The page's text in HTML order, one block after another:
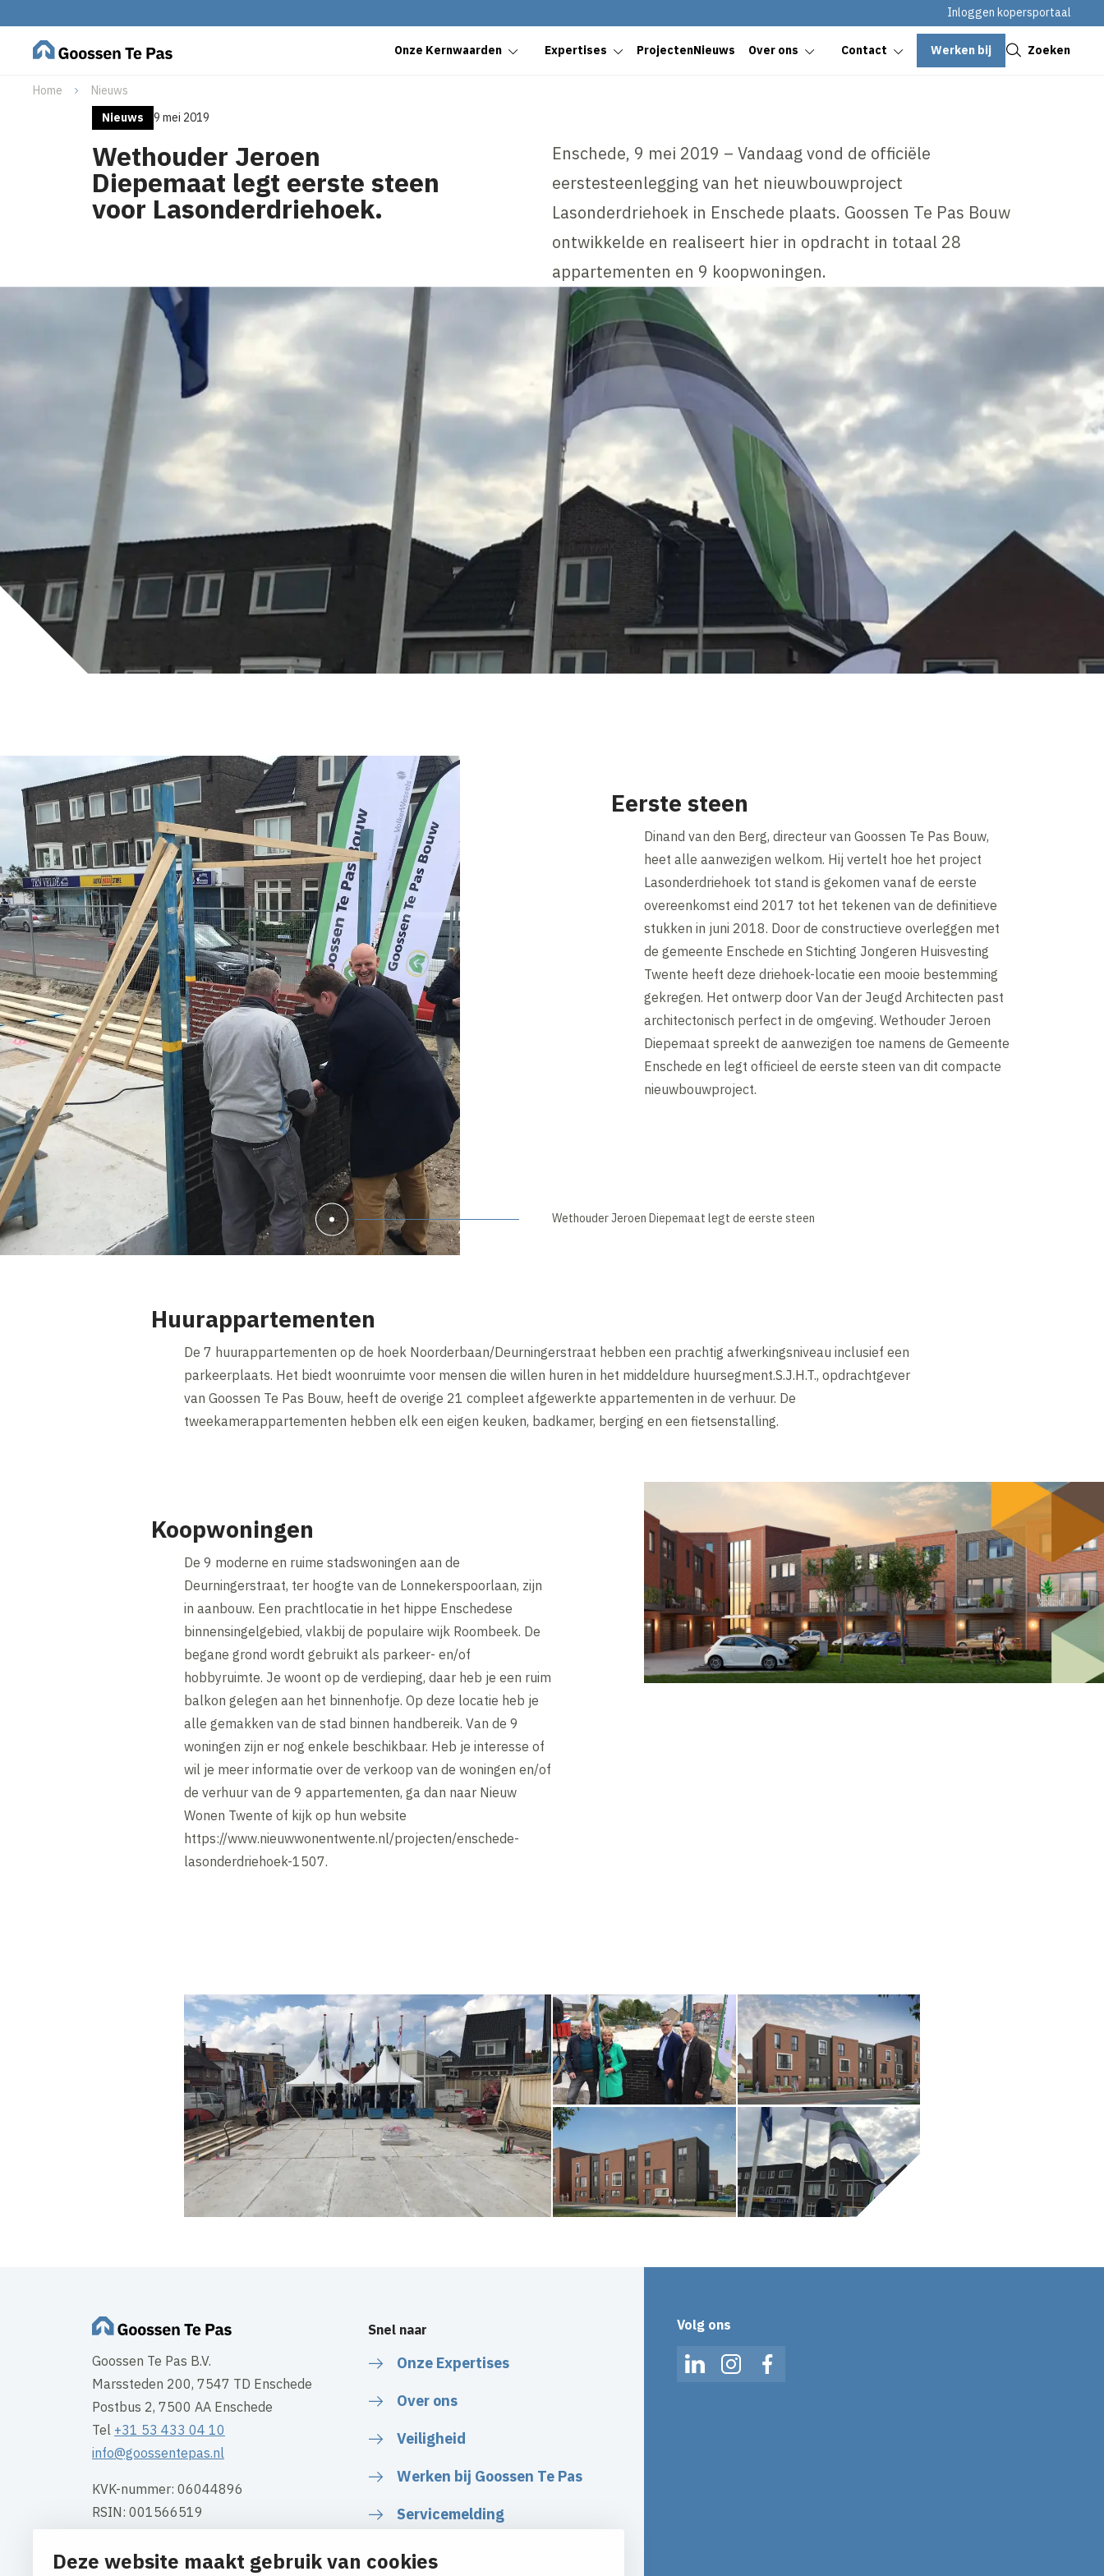
Deze website maakt gebruik van cookies
Inloggen kopersportaal
Onze Kernwaarden Expertises ProjectenNieuws Over ons Contact Werken bij Zoeken
Home
Nieuws
Nieuws
9 mei 2019
Wethouder Jeroen
Diepemaat legt eerste steen
voor Lasonderdriehoek.
Enschede, 9 mei 2019 – Vandaag vond de officiële
eerstesteenlegging van het nieuwbouwproject
Lasonderdriehoek in Enschede plaats. Goossen Te Pas Bouw
ontwikkelde en realiseert hier in opdracht in totaal 28
appartementen en 9 koopwoningen.
Wethouder Jeroen Diepemaat legt de eerste steen
Eerste steen
Dinand van den Berg, directeur van Goossen Te Pas Bouw,
heet alle aanwezigen welkom. Hij vertelt hoe het project
Lasonderdriehoek tot stand is gekomen vanaf de eerste
overeenkomst eind 2017 tot het tekenen van de definitieve
stukken in juni 2018. Door de constructieve overleggen met
de gemeente Enschede en Stichting Jongeren Huisvesting
Twente heeft deze driehoek-locatie een mooie bestemming
gekregen. Het ontwerp door Van der Jeugd Architecten past
architectonisch perfect in de omgeving. Wethouder Jeroen
Diepemaat spreekt de aanwezigen toe namens de Gemeente
Enschede en legt officieel de eerste steen van dit compacte
nieuwbouwproject.
Huurappartementen
De 7 huurappartementen op de hoek Noorderbaan/Deurningerstraat hebben een prachtig afwerkingsniveau inclusief een
parkeerplaats. Het biedt woonruimte voor mensen die willen huren in het middeldure huursegment.S.J.H.T., opdrachtgever
van Goossen Te Pas Bouw, heeft de overige 21 compleet afgewerkte appartementen in de verhuur. De
tweekamerappartementen hebben elk een eigen keuken, badkamer, berging en een fietsenstalling.
Koopwoningen
De 9 moderne en ruime stadswoningen aan de
Deurningerstraat, ter hoogte van de Lonnekerspoorlaan, zijn
in aanbouw. Een prachtlocatie in het hippe Enschedese
binnensingelgebied, vlakbij de populaire wijk Roombeek. De
begane grond wordt gebruikt als parkeer- en/of
hobbyruimte. Je woont op de verdieping, daar heb je een ruim
balkon gelegen aan het binnenhofje. Op deze locatie heb je
alle gemakken van de stad binnen handbereik. Van de 9
woningen zijn er nog enkele beschikbaar. Heb je interesse of
wil je meer informatie over de verkoop van de woningen en/of
de verhuur van de 9 appartementen, ga dan naar Nieuw
Wonen Twente of kijk op hun website
https://www.nieuwwonentwente.nl/projecten/enschede-
lasonderdriehoek-1507.
Goossen Te Pas B.V.
Marssteden 200, 7547 TD Enschede
Postbus 2, 7500 AA Enschede
Tel +31 53 433 04 10
info@goossentepas.nl
KVK-nummer: 06044896
RSIN: 001566519
Bank: NL 35 INGB 065 224 0194
Snel naar
Onze Expertises
Over ons
Veiligheid
Werken bij Goossen Te Pas
Servicemelding
Volg ons
LinkedInInstagramFacebook
Sluiten